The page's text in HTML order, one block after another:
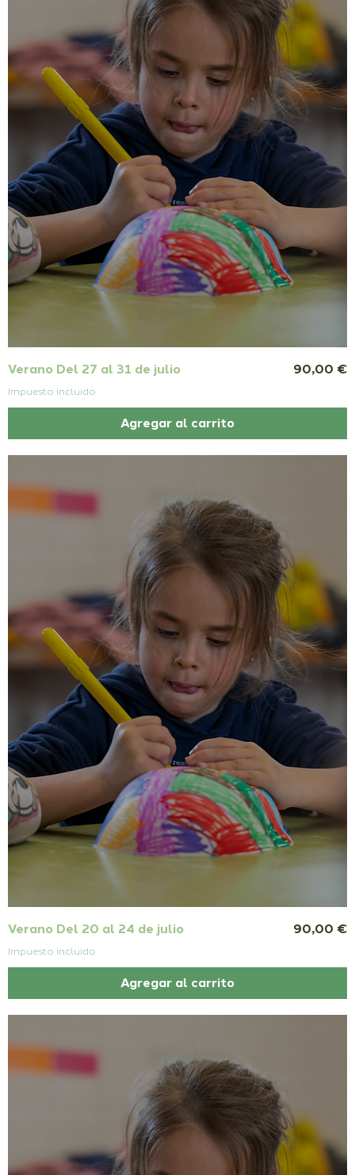
Verano Del 27 al 31 de julio Precio
90,00 €
Impuesto incluido
Agregar al carrito
Verano Del 20 al 24 de julio Precio
90,00 €
Impuesto incluido
Agregar al carrito